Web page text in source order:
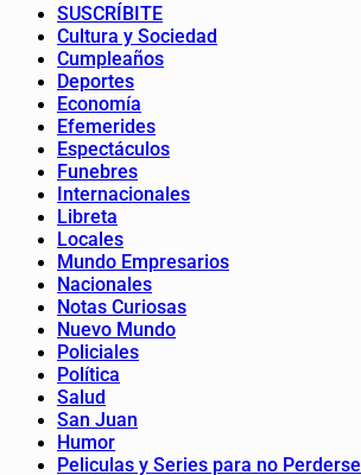
SUSCRÍBITE
Cultura y Sociedad
Cumpleaños
Deportes
Economía
Efemerides
Espectáculos
Funebres
Internacionales
Libreta
Locales
Mundo Empresarios
Nacionales
Notas Curiosas
Nuevo Mundo
Policiales
Política
Salud
San Juan
Humor
Peliculas y Series para no Perderse